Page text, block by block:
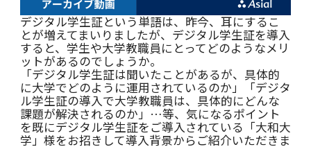
会社情報
お問い合わせ
デジタル学生証という単語は、昨今、耳にするこ
とが増えてまいりましたが、デジタル学生証を導入
すると、学生や大学教職員にとってどのようなメリ
ットがあるのでしょうか。
「デジタル学生証は聞いたことがあるが、具体的
に大学でどのように運用されているのか」「デジタ
ル学生証の導入で大学教職員は、具体的にどんな
課題が解決されるのか」…等、気になるポイント
を既にデジタル学生証をご導入されている「大和大
学」様をお招きして導入背景からご紹介いただきま